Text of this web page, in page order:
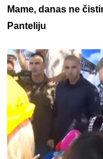
Mame, danas ne
Panteliju